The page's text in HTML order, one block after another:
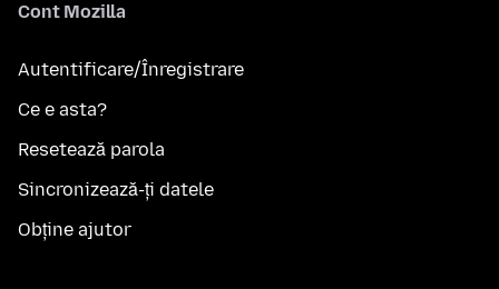
Cont Mozilla
Autentificare/Înregistrare
Ce e asta?
Resetează parola
Sincronizează-ți datele
Obține ajutor